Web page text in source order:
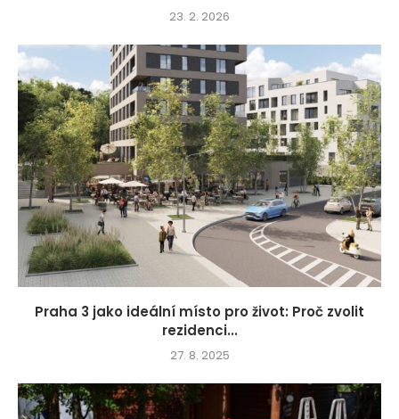
23. 2. 2026
Praha 3 jako ideální místo pro život: Proč zvolit
rezidenci...
27. 8. 2025